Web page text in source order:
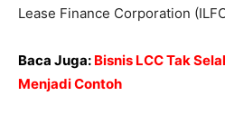
Lease Finance Corporation
Baca Juga: Bisnis LCC Tak
Menjadi Contoh